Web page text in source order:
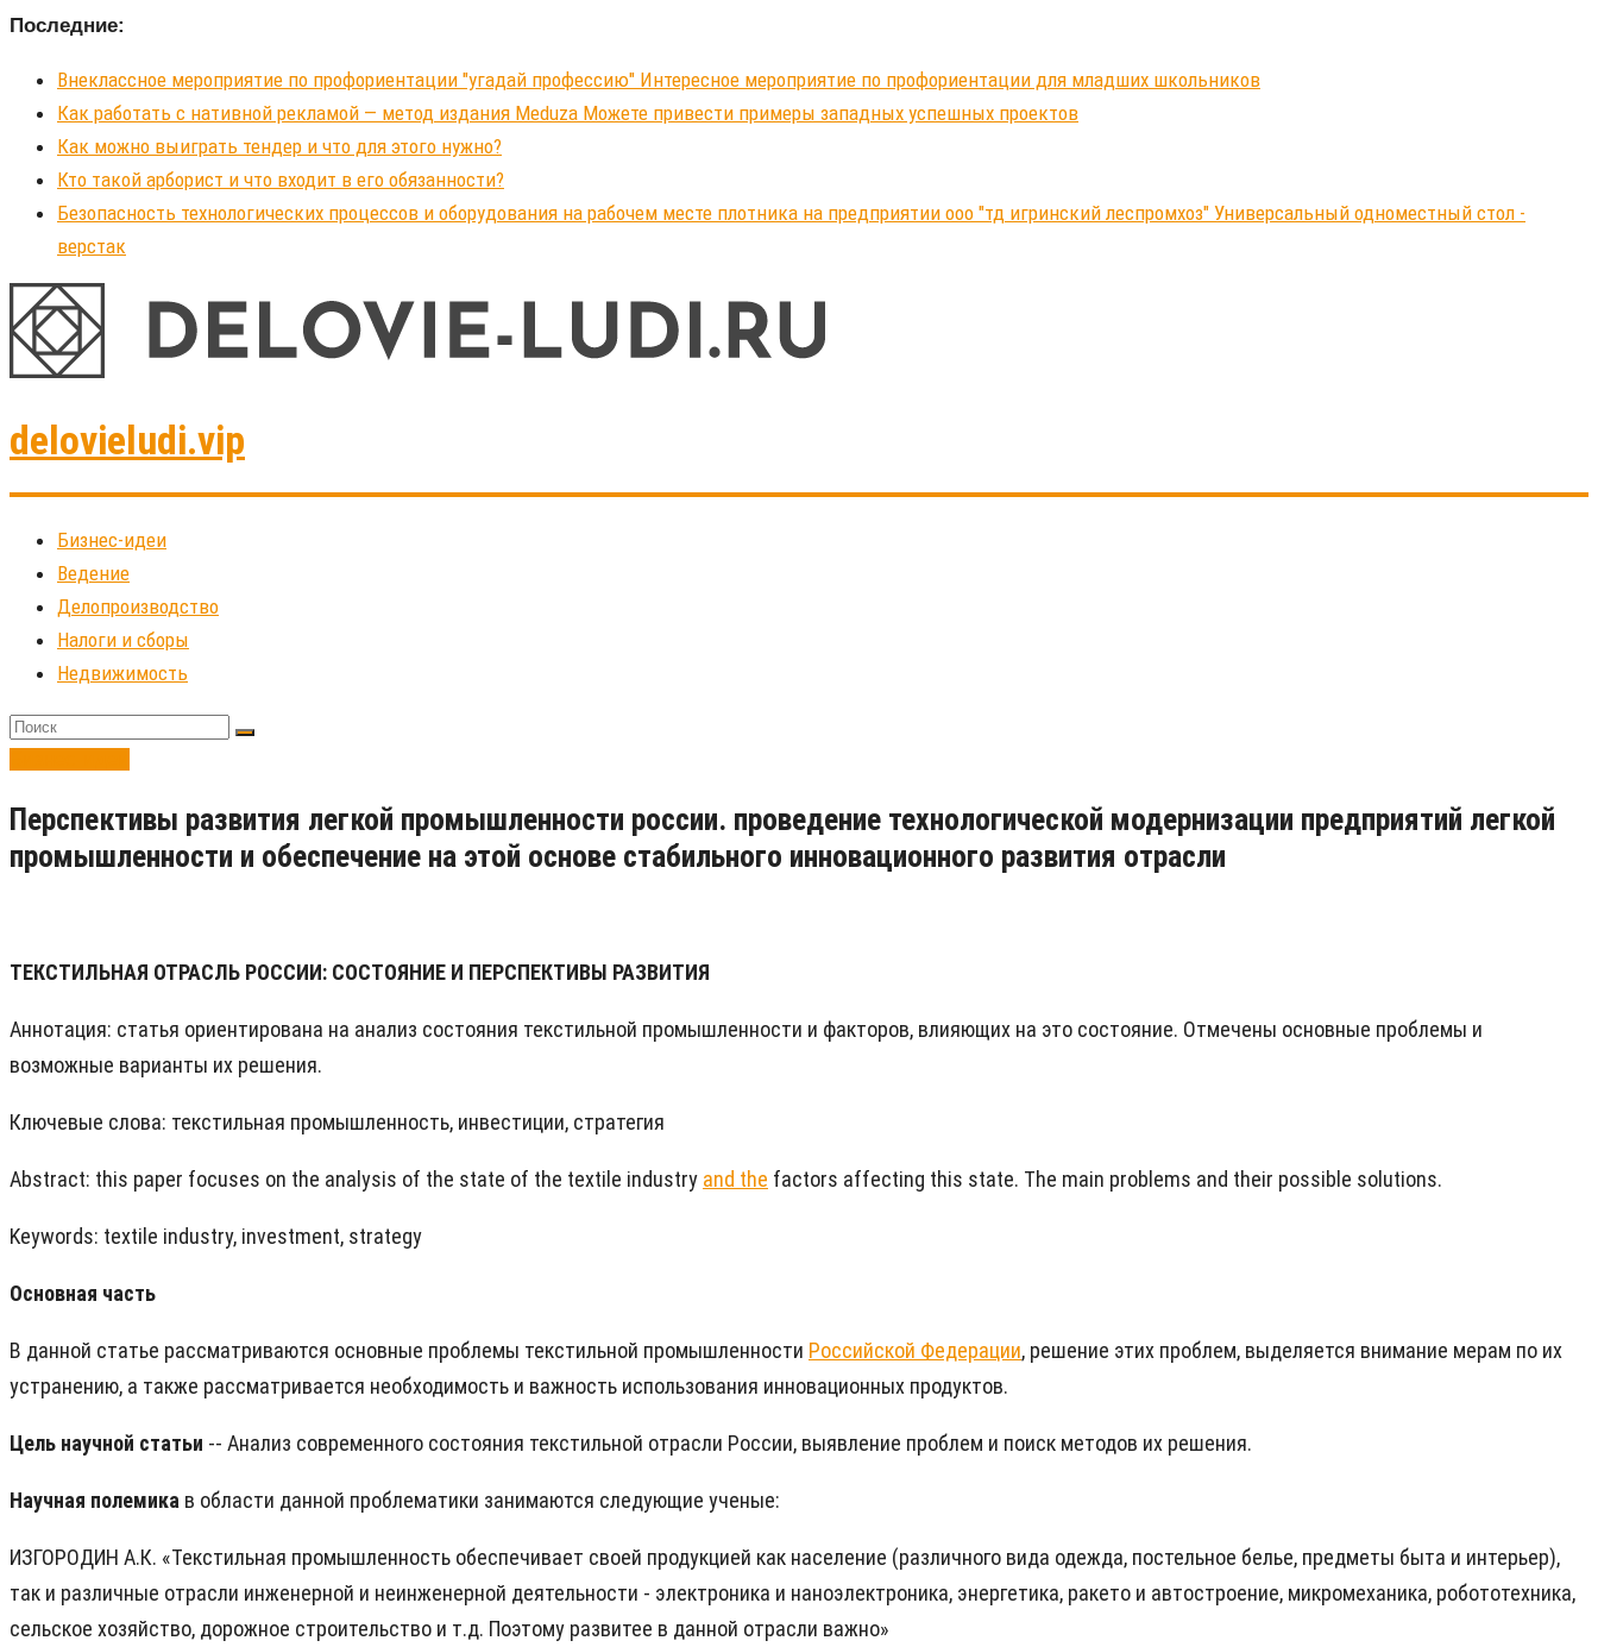
Последние:
Внеклассное мероприятие по профориентации "угадай профессию" Интересное мероприятие по профориентации для младших школьников
Как работать с нативной рекламой — метод издания Meduza Можете привести примеры западных успешных проектов
Как можно выиграть тендер и что для этого нужно?
Кто такой арборист и что входит в его обязанности?
Безопасность технологических процессов и оборудования на рабочем месте плотника на предприятии ооо "тд игринский леспромхоз" Универсальный одноместный стол -
верстак
delovieludi.vip
Бизнес-идеи
Ведение
Делопроизводство
Налоги и сборы
Недвижимость
Перспективы развития легкой промышленности россии. проведение технологической модернизации предприятий легкой
промышленности и обеспечение на этой основе стабильного инновационного развития отрасли
ТЕКСТИЛЬНАЯ ОТРАСЛЬ РОССИИ: СОСТОЯНИЕ И ПЕРСПЕКТИВЫ РАЗВИТИЯ
Аннотация: статья ориентирована на анализ состояния текстильной промышленности и факторов, влияющих на это состояние. Отмечены основные проблемы и
возможные варианты их решения.
Ключевые слова: текстильная промышленность, инвестиции, стратегия
Abstract: this paper focuses on the analysis of the state of the textile industry and the factors affecting this state. The main problems and their possible solutions.
Keywords: textile industry, investment, strategy
Основная часть
В данной статье рассматриваются основные проблемы текстильной промышленности Российской Федерации, решение этих проблем, выделяется внимание мерам по их
устранению, а также рассматривается необходимость и важность использования инновационных продуктов.
Цель научной статьи -- Анализ современного состояния текстильной отрасли России, выявление проблем и поиск методов их решения.
Научная полемика в области данной проблематики занимаются следующие ученые:
ИЗГОРОДИН А.К. «Текстильная промышленность обеспечивает своей продукцией как население (различного вида одежда, постельное белье, предметы быта и интерьер),
так и различные отрасли инженерной и неинженерной деятельности - электроника и наноэлектроника, энергетика, ракето и автостроение, микромеханика, робототехника,
сельское хозяйство, дорожное строительство и т.д. Поэтому развитее в данной отрасли важно»